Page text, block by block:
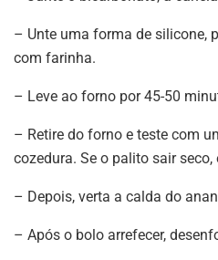
– Unte uma forma de silicone,
com farinha.
– Leve ao forno por 45-50
– Retire do forno e teste com
cozedura. Se o palito sair seco,
– Depois, verta a calda do
– Após o bolo arrefecer,